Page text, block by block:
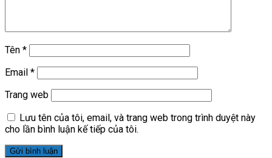
Tên *
Email *
Trang web
Lưu tên của tôi, email, và trang web trong trình duyệt này
cho lần bình luận kế tiếp của tôi.